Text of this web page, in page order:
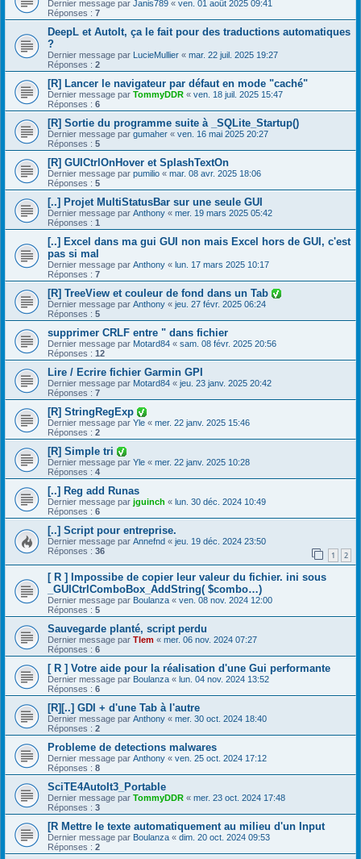
Dernier message par Janis789 « ven. 01 août 2025 09:41
Réponses : 7
DeepL et AutoIt, ça le fait pour des traductions automatiques
?
Dernier message par LucieMullier « mar. 22 juil. 2025 19:27
Réponses : 2
[R] Lancer le navigateur par défaut en mode "caché"
Dernier message par TommyDDR « ven. 18 juil. 2025 15:47
Réponses : 6
[R] Sortie du programme suite à _SQLite_Startup()
Dernier message par gumaher « ven. 16 mai 2025 20:27
Réponses : 5
[R] GUICtrlOnHover et SplashTextOn
Dernier message par pumilio « mar. 08 avr. 2025 18:06
Réponses : 5
[..] Projet MultiStatusBar sur une seule GUI
Dernier message par Anthony « mer. 19 mars 2025 05:42
Réponses : 1
[..] Excel dans ma gui GUI non mais Excel hors de GUI, c'est
pas si mal
Dernier message par Anthony « lun. 17 mars 2025 10:17
Réponses : 7
[R] TreeView et couleur de fond dans un Tab
Dernier message par Anthony « jeu. 27 févr. 2025 06:24
Réponses : 5
supprimer CRLF entre " dans fichier
Dernier message par Motard84 « sam. 08 févr. 2025 20:56
Réponses : 12
Lire / Ecrire fichier Garmin GPI
Dernier message par Motard84 « jeu. 23 janv. 2025 20:42
Réponses : 7
[R] StringRegExp
Dernier message par Yle « mer. 22 janv. 2025 15:46
Réponses : 2
[R] Simple tri
Dernier message par Yle « mer. 22 janv. 2025 10:28
Réponses : 4
[..] Reg add Runas
Dernier message par jguinch « lun. 30 déc. 2024 10:49
Réponses : 6
[..] Script pour entreprise.
Dernier message par Annefnd « jeu. 19 déc. 2024 23:50
Réponses : 36 1 2
[ R ] Impossibe de copier leur valeur du fichier. ini sous
_GUICtrlComboBox_AddString( $combo…)
Dernier message par Boulanza « ven. 08 nov. 2024 12:00
Réponses : 5
Sauvegarde planté, script perdu
Dernier message par Tlem « mer. 06 nov. 2024 07:27
Réponses : 6
[ R ] Votre aide pour la réalisation d'une Gui performante
Dernier message par Boulanza « lun. 04 nov. 2024 13:52
Réponses : 6
[R][..] GDI + d'une Tab à l'autre
Dernier message par Anthony « mer. 30 oct. 2024 18:40
Réponses : 2
Probleme de detections malwares
Dernier message par Anthony « ven. 25 oct. 2024 17:12
Réponses : 8
SciTE4AutoIt3_Portable
Dernier message par TommyDDR « mer. 23 oct. 2024 17:48
Réponses : 3
[R Mettre le texte automatiquement au milieu d'un Input
Dernier message par Boulanza « dim. 20 oct. 2024 09:53
Réponses : 2